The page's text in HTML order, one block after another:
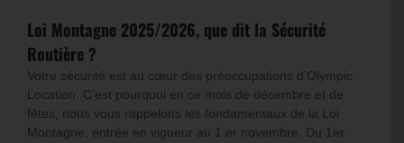
Loi Montagne 2025/2026, que dit la Sécurité
Routière ?
Votre sécurité est au cœur des préoccupations d’Olympic
Location. C’est pourquoi en ce mois de décembre et de
fêtes, nous vous rappelons les fondamentaux de la Loi
Montagne, entrée en vigueur au 1 er novembre. Du 1er